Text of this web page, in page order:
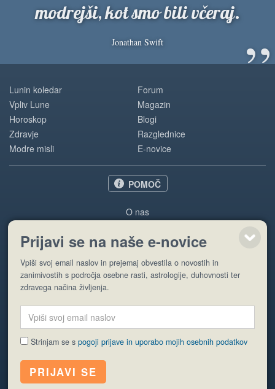
modrejši, kot smo bili včeraj.
Jonathan Swift ”
Lunin koledar
Vpliv Lune
Horoskop
Zdravje
Modre misli
Forum
Magazin
Blogi
Razglednice
E-novice
POMOČ
O nas
Pogoji uporabe
Pošlji stran
© EyeCatching. Vse pravice so pridržane.
Prijavi se na naše e-novice
Vpiši svoj email naslov in prejemaj obvestila o novostih in
zanimivostih s področja osebne rasti, astrologije, duhovnosti ter
zdravega načina življenja.
Strinjam se spogoji prijave in uporabo mojih osebnih podatkov